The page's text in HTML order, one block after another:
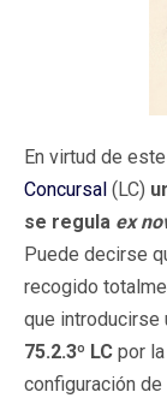
En virtud de
Concursal (LC)
se regula ex
Puede decirse
recogido
que introducirse
75.2.3º LC por
configuración